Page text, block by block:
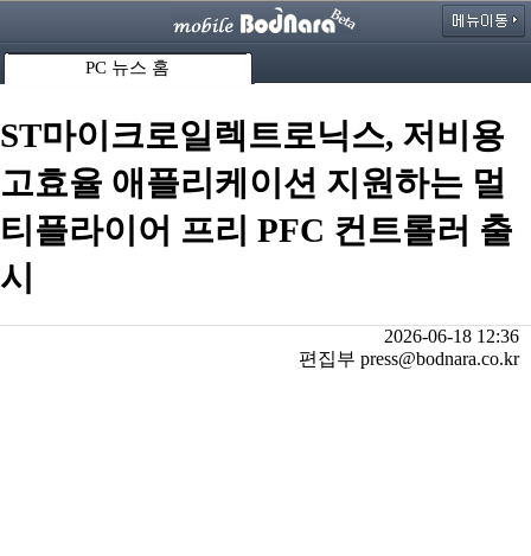
PC 뉴스 홈
ST마이크로일렉트로닉스, 저비용
고효율 애플리케이션 지원하는 멀
티플라이어 프리 PFC 컨트롤러 출
시
2026-06-18 12:36
편집부 press@bodnara.co.kr